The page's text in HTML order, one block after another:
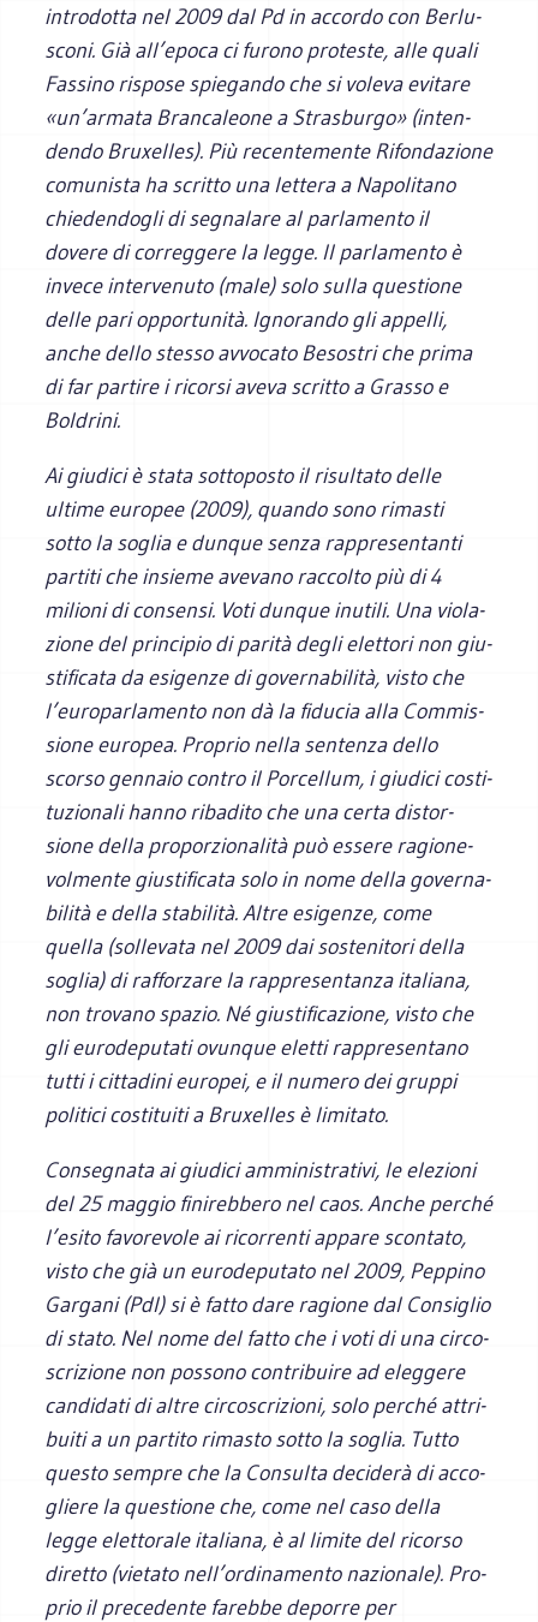
intro­dotta nel 2009 dal Pd in accordo con Ber­lu­
sconi. Già all’epoca ci furono pro­te­ste, alle quali
Fas­sino rispose spie­gando che si voleva evi­tare
«un’armata Bran­ca­leone a Stra­sburgo» (inten­
dendo Bru­xel­les). Più recen­te­mente Rifon­da­zione
comu­ni­sta ha scritto una let­tera a Napo­li­tano
chie­den­do­gli di segna­lare al par­la­mento il
dovere di cor­reg­gere la legge. Il par­la­mento è
invece inter­ve­nuto (male) solo sulla que­stione
delle pari oppor­tu­nità. Igno­rando gli appelli,
anche dello stesso avvo­cato Beso­stri che prima
di far par­tire i ricorsi aveva scritto a Grasso e
Boldrini.
Ai giu­dici è stata sot­to­po­sto il risul­tato delle
ultime euro­pee (2009), quando sono rima­sti
sotto la soglia e dun­que senza rap­pre­sen­tanti
par­titi che insieme ave­vano rac­colto più di 4
milioni di con­sensi. Voti dun­que inu­tili. Una vio­la­
zione del prin­ci­pio di parità degli elet­tori non giu­
sti­fi­cata da esi­genze di gover­na­bi­lità, visto che
l’europarlamento non dà la fidu­cia alla Com­mis­
sione euro­pea. Pro­prio nella sen­tenza dello
scorso gen­naio con­tro il Por­cel­lum, i giu­dici costi­
tu­zio­nali hanno riba­dito che una certa distor­
sione della pro­por­zio­na­lità può essere ragio­ne­
vol­mente giu­sti­fi­cata solo in nome della gover­na­
bi­lità e della sta­bi­lità. Altre esi­genze, come
quella (sol­le­vata nel 2009 dai soste­ni­tori della
soglia) di raf­for­zare la rap­pre­sen­tanza ita­liana,
non tro­vano spa­zio. Né giu­sti­fi­ca­zione, visto che
gli euro­de­pu­tati ovun­que eletti rap­pre­sen­tano
tutti i cit­ta­dini euro­pei, e il numero dei gruppi
poli­tici costi­tuiti a Bru­xel­les è limitato.
Con­se­gnata ai giu­dici ammi­ni­stra­tivi, le ele­zioni
del 25 mag­gio fini­reb­bero nel caos. Anche per­ché
l’esito favo­re­vole ai ricor­renti appare scon­tato,
visto che già un euro­de­pu­tato nel 2009, Pep­pino
Gar­gani (Pdl) si è fatto dare ragione dal Con­si­glio
di stato. Nel nome del fatto che i voti di una cir­co­
scri­zione non pos­sono con­tri­buire ad eleg­gere
can­di­dati di altre cir­co­scri­zioni, solo per­ché attri­
buiti a un par­tito rima­sto sotto la soglia. Tutto
que­sto sem­pre che la Con­sulta deci­derà di acco­
gliere la que­stione che, come nel caso della
legge elet­to­rale ita­liana, è al limite del ricorso
diretto (vie­tato nell’ordinamento nazio­nale). Pro­
prio il pre­ce­dente farebbe deporre per